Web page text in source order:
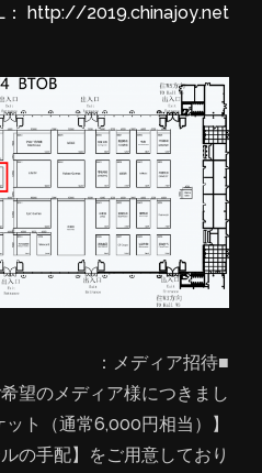
： http://2019.chinajoy.net
■メディア招待：
望のメディア様につきまし
ト（通常6,000円相当）】
の手配】をご用意しており